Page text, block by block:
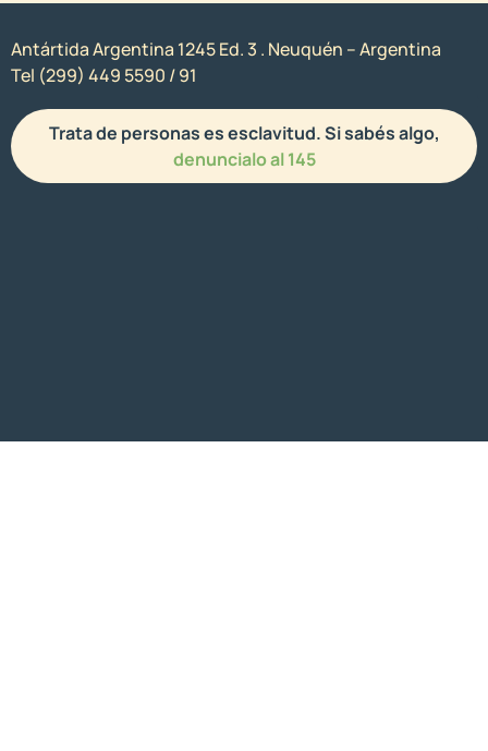
Antártida Argentina 1245 Ed. 3 . Neuquén – Argentina
Tel (299) 449 5590 / 91
Trata de personas es esclavitud. Si sabés algo,
denuncialo al 145